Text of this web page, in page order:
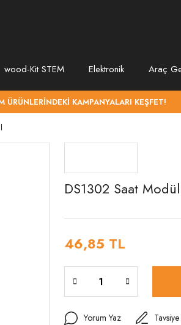
wood-Kit STEM Elektronik Araç
ÜRÜNLERİNDEKİ KAMPANYALARI KEŞFET!
DS1302 Saat
46,85 TL
Yorum Yaz